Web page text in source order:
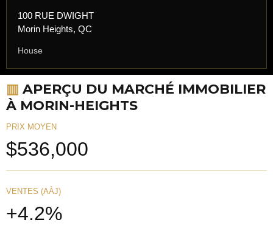
100 RUE DWIGHT
Morin Heights, QC
House
▥ APERÇU DU MARCHÉ IMMOBILIER
À MORIN-HEIGHTS
PRIX MOYEN
$536,000
VENTES (AÀJ)
+4.2%